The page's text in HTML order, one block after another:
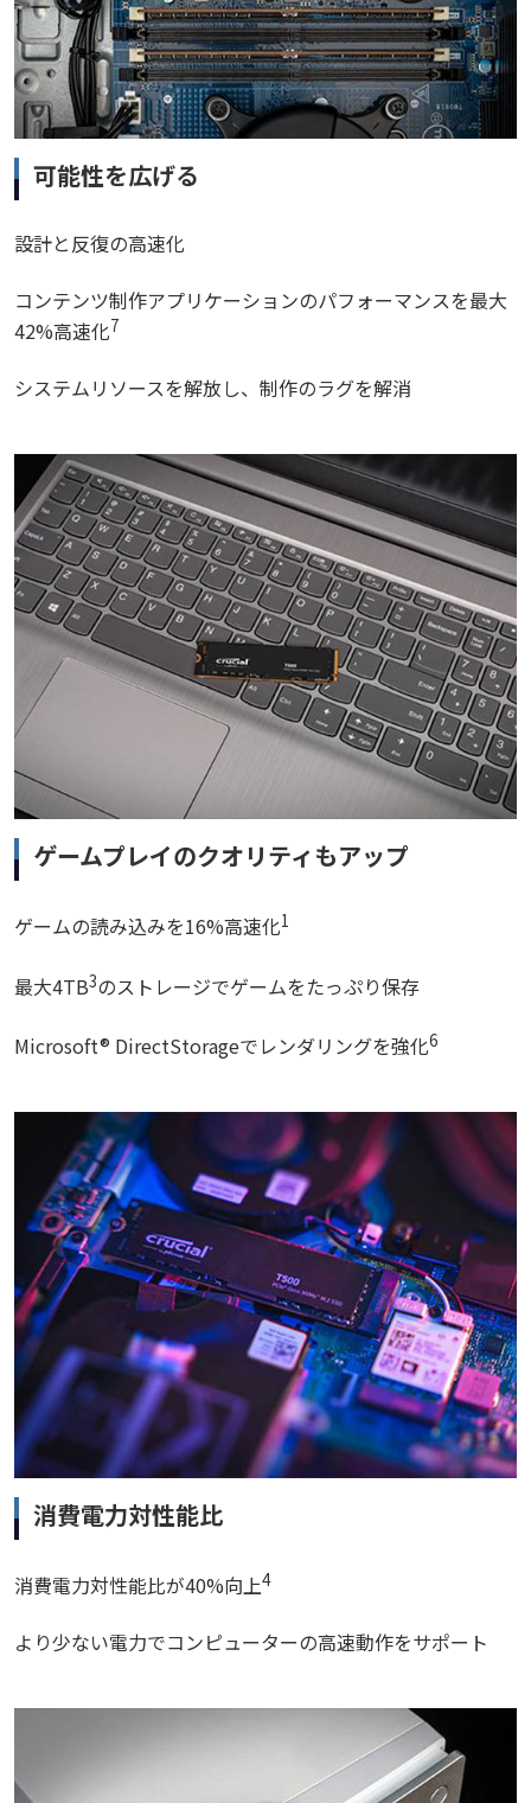
可能性を広げる
設計と反復の高速化
コンテンツ制作アプリケーションのパフォーマンスを最大
42%高速化7
システムリソースを解放し、制作のラグを解消
ゲームプレイのクオリティもアップ
ゲームの読み込みを16%高速化1
最大4TB3のストレージでゲームをたっぷり保存
Microsoft® DirectStorageでレンダリングを強化6
消費電力対性能比
消費電力対性能比が40%向上4
より少ない電力でコンピューターの高速動作をサポート